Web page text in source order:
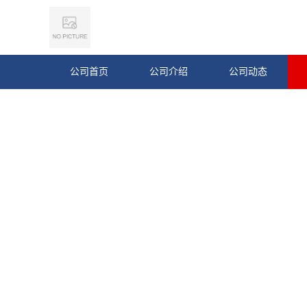
公司首页 公司介绍 公司动态